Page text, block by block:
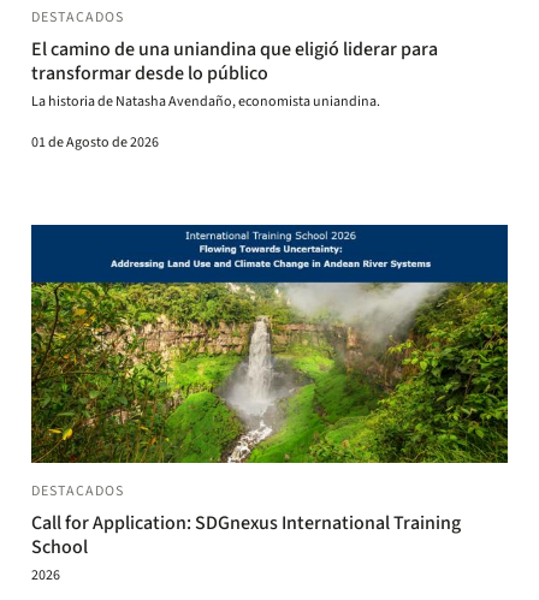
DESTACADOS
El camino de una uniandina que eligió liderar para
transformar desde lo público
La historia de Natasha Avendaño, economista uniandina.
01 de Agosto de 2026
DESTACADOS
Call for Application: SDGnexus International Training
School
2026